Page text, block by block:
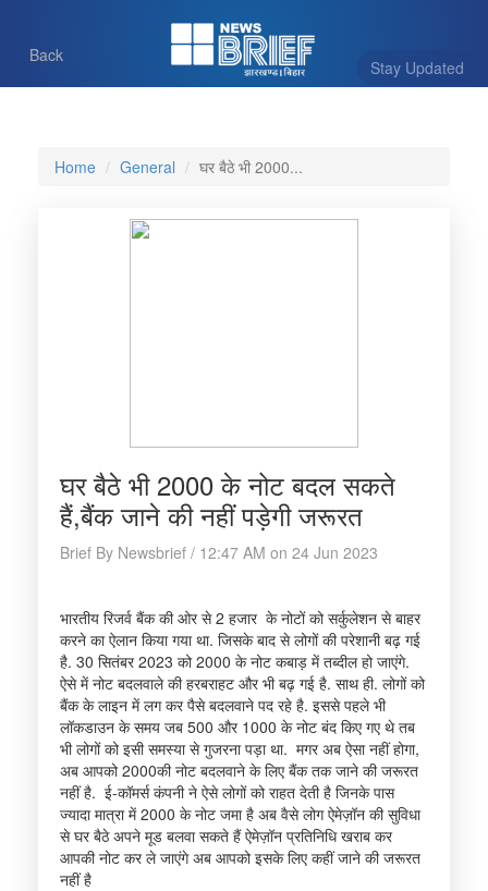
Stay Updated
Back
Home General घर बैठे भी 2000...
घर बैठे भी 2000 के नोट बदल सकते
हैं,बैंक जाने की नहीं पड़ेगी जरूरत
Brief By Newsbrief / 12:47 AM on 24 Jun 2023
भारतीय रिजर्व बैंक की ओर से 2 हजार के नोटों को सर्कुलेशन से बाहर
करने का ऐलान किया गया था. जिसके बाद से लोगों की परेशानी बढ़ गई
है. 30 सितंबर 2023 को 2000 के नोट कबाड़ में तब्दील हो जाएंगे.
ऐसे में नोट बदलवाले की हरबराहट और भी बढ़ गई है. साथ ही. लोगों को
बैंक के लाइन में लग कर पैसे बदलवाने पद रहे है. इससे पहले भी
लॉकडाउन के समय जब 500 और 1000 के नोट बंद किए गए थे तब
भी लोगों को इसी समस्या से गुजरना पड़ा था. मगर अब ऐसा नहीं होगा,
अब आपको 2000की नोट बदलवाने के लिए बैंक तक जाने की जरूरत
नहीं है. ई-कॉमर्स कंपनी ने ऐसे लोगों को राहत देती है जिनके पास
ज्यादा मात्रा में 2000 के नोट जमा है अब वैसे लोग ऐमेज़ॉन की सुविधा
से घर बैठे अपने मूड बलवा सकते हैं ऐमेज़ॉन प्रतिनिधि खराब कर
आपकी नोट कर ले जाएंगे अब आपको इसके लिए कहीं जाने की जरूरत
नहीं है